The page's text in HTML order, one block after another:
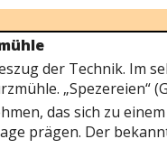
der Technik. Im
das sich zu
prägen. Der